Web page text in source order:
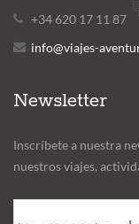
+34 620 17 11 87
info@viajes-
Newsletter
Inscríbete a nuestra
nuestros viajes,